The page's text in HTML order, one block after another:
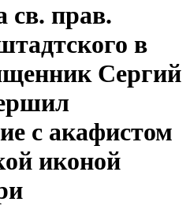
св. прав.
в
Сергий
с акафистом
иконой